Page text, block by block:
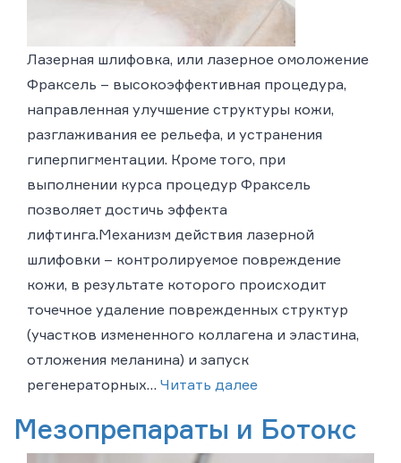
Лазерная шлифовка, или лазерное омоложение
Фраксель – высокоэффективная процедура,
направленная улучшение структуры кожи,
разглаживания ее рельефа, и устранения
гиперпигментации. Кроме того, при
выполнении курса процедур Фраксель
позволяет достичь эффекта
лифтинга.Механизм действия лазерной
шлифовки – контролируемое повреждение
кожи, в результате которого происходит
точечное удаление поврежденных структур
(участков измененного коллагена и эластина,
отложения меланина) и запуск
регенераторных… Читать далее
Мезопрепараты и Ботокс